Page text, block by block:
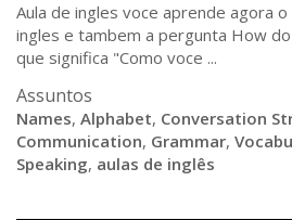
Aula de ingles voce aprende agora
ingles e tambem a pergunta How
que significa "Como voce ...
Assuntos
Names, Alphabet, Conversation
Communication, Grammar,
Speaking, aulas de inglês